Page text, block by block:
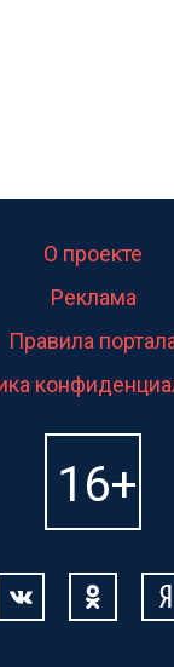
О проекте
Реклама
Правила